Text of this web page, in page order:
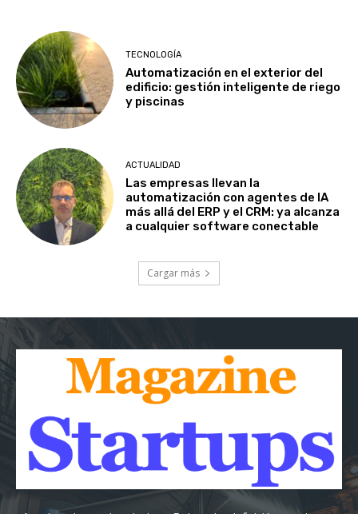
TECNOLOGÍA
Automatización en el exterior del
edificio: gestión inteligente de riego
y piscinas
ACTUALIDAD
Las empresas llevan la
automatización con agentes de IA
más allá del ERP y el CRM: ya alcanza
a cualquier software conectable
Cargar más